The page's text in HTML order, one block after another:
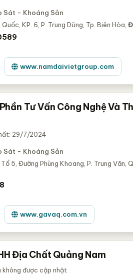
Sát - Khoáng Sản
KP. 6, P. Trung Dũng, Tp. Biên Hòa,
www.namdaivietgroup.com
Tư Vấn Công Nghệ Và
29/7/2024
Sát - Khoáng Sản
5, Đường Phùng Khoang, P. Trung Văn,
www.gavaq.com.vn
Địa Chất Quảng Nam
không được cập nhật